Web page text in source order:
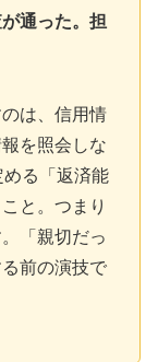
通った。担
は、信用情
を照会しな
る「返済能
と。つまり
「親切だっ
前の演技で